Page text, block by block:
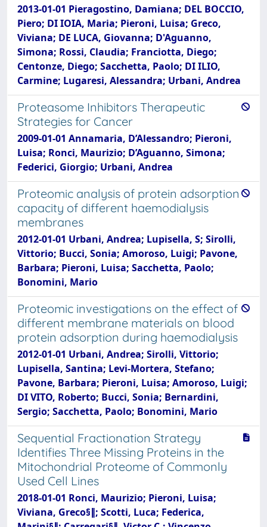
2013-01-01 Pieragostino, Damiana; DEL BOCCIO,
Piero; DI IOIA, Maria; Pieroni, Luisa; Greco,
Viviana; DE LUCA, Giovanna; D'Aguanno,
Simona; Rossi, Claudia; Franciotta, Diego;
Centonze, Diego; Sacchetta, Paolo; DI ILIO,
Carmine; Lugaresi, Alessandra; Urbani, Andrea
Proteasome Inhibitors Therapeutic
Strategies for Cancer
2009-01-01 Annamaria, D’Alessandro; Pieroni,
Luisa; Ronci, Maurizio; D’Aguanno, Simona;
Federici, Giorgio; Urbani, Andrea
Proteomic analysis of protein adsorption
capacity of different haemodialysis
membranes
2012-01-01 Urbani, Andrea; Lupisella, S; Sirolli,
Vittorio; Bucci, Sonia; Amoroso, Luigi; Pavone,
Barbara; Pieroni, Luisa; Sacchetta, Paolo;
Bonomini, Mario
Proteomic investigations on the effect of
different membrane materials on blood
protein adsorption during haemodialysis
2012-01-01 Urbani, Andrea; Sirolli, Vittorio;
Lupisella, Santina; Levi-Mortera, Stefano;
Pavone, Barbara; Pieroni, Luisa; Amoroso, Luigi;
DI VITO, Roberto; Bucci, Sonia; Bernardini,
Sergio; Sacchetta, Paolo; Bonomini, Mario
Sequential Fractionation Strategy
Identifies Three Missing Proteins in the
Mitochondrial Proteome of Commonly
Used Cell Lines
2018-01-01 Ronci, Maurizio; Pieroni, Luisa;
Viviana, Greco§∥; Scotti, Luca; Federica,